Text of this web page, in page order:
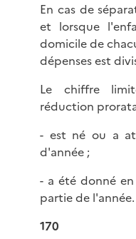
En cas de
et lorsque
domicile de
dépenses est
Le chiffre
réduction
- est né ou a
d'année ;
- a été donné
partie de l'année.
170